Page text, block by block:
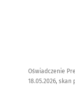
Oświadczenie
18.05.2026, skan